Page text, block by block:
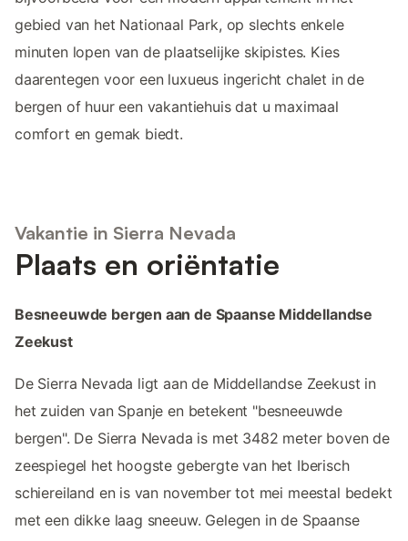
gebied van het Nationaal Park, op slechts enkele
minuten lopen van de plaatselijke skipistes. Kies
daarentegen voor een luxueus ingericht chalet in de
bergen of huur een vakantiehuis dat u maximaal
comfort en gemak biedt.
Vakantie in Sierra Nevada
Plaats en oriëntatie
Besneeuwde bergen aan de Spaanse Middellandse
Zeekust
De Sierra Nevada ligt aan de Middellandse Zeekust in
het zuiden van Spanje en betekent "besneeuwde
bergen". De Sierra Nevada is met 3482 meter boven de
zeespiegel het hoogste gebergte van het Iberisch
schiereiland en is van november tot mei meestal bedekt
met een dikke laag sneeuw. Gelegen in de Spaanse